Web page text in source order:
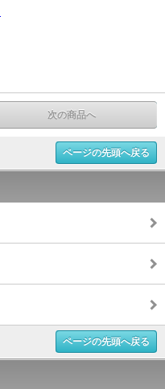
次の商品へ
ページの先頭へ戻る
ページの先頭へ戻る